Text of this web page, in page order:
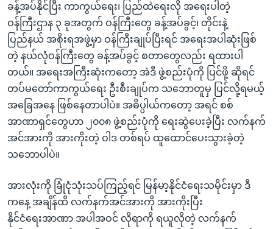
ခန့်အပ်နိုင်ပြီး ကာကွယ်ရေး၊ ပြည်ထဲရေးလို အရေးပါတဲ့
ဝန်ကြီးဌာန ၃ ခုအတွက် ဝန်ကြီးတွေ ခန့်အပ်ခွင့်၊ တိုင်းနဲ့
ပြည်နယ် အစိုးရအဖွဲ့မှာ ဝန်ကြီးချုပ်ပြီးရင် အရေးအပါဆုံးဖြစ်
တဲ့ နယ်လုံဝန်ကြီးတွေ ခန့်အပ်ခွင့် စတာတွေလည်း ရထားပါ
တယ်။ အရေးအကြီးဆုံးကတော့ အဲဒီ ဖွဲ့စည်းပုံကို ပြင်ဖို့ ဆိုရင်
တပ်မတော်ကာကွယ်ရေး ဦးစီးချုပ်က သဘောတူမှ ပြင်လို့ရမယ့်
အခြေအနေ ဖြစ်နေတာပါပဲ။ အဓိပ္ပါယ်ကတော့ အရင် စစ်
အာဏာရှင်တွေဟာ ၂၀၀၈ ဖွဲ့စည်းပုံကို ရေးဆွဲပေးခဲ့ပြီး လက်နက်
အင်အားကို အားကိုးတဲ့ ဝါဒ တစ်ရပ် ထူထောင်ပေးသွားခဲ့တဲ့
သဘောပါပဲ။
အားလုံးကို ခြုံငုံသုံးသပ်ကြည့်ရင် မြန်မာ့နိုင်ငံရေးသမိုင်းမှာ ဒီ
ကနေ့ အချိန်ထိ လက်နက်အင်အားကို အားကိုးပြီး
နိုင်ငံရေးအာဏာ အပါအဝင် လိုရာကို ရယူလိုတဲ့ လက်နက်